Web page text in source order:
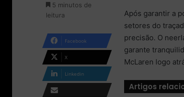
Após garantir a
setores do
precisão. O
garante
McLaren logo
Artigos
n
X
e
-
i
l
5 minutos de
leitura
Facebook
X
Linkedin